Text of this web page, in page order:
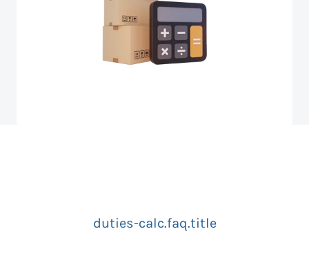
duties-calc.faq.title